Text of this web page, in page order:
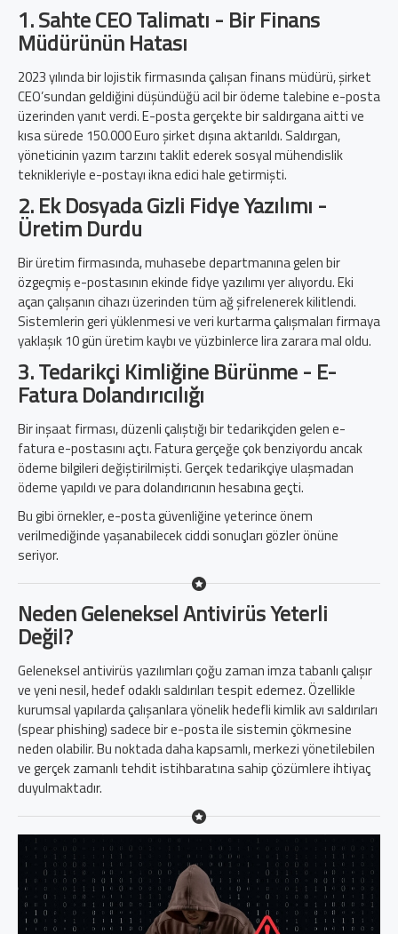
1.Sahte CEO Talimatı - Bir Finans
Müdürünün Hatası
2023 yılında bir lojistik firmasında çalışan finans müdürü, şirket
CEO’sundan geldiğini düşündüğü acil bir ödeme talebine e-posta
üzerinden yanıt verdi. E-posta gerçekte bir saldırgana aitti ve
kısa sürede 150.000 Euro şirket dışına aktarıldı. Saldırgan,
yöneticinin yazım tarzını taklit ederek sosyal mühendislik
teknikleriyle e-postayı ikna edici hale getirmişti.
2.Ek Dosyada Gizli Fidye Yazılımı -
Üretim Durdu
Bir üretim firmasında, muhasebe departmanına gelen bir
özgeçmiş e-postasının ekinde fidye yazılımı yer alıyordu. Eki
açan çalışanın cihazı üzerinden tüm ağ şifrelenerek kilitlendi.
Sistemlerin geri yüklenmesi ve veri kurtarma çalışmaları firmaya
yaklaşık 10 gün üretim kaybı ve yüzbinlerce lira zarara mal oldu.
3.Tedarikçi Kimliğine Bürünme - E-
Fatura Dolandırıcılığı
Bir inşaat firması, düzenli çalıştığı bir tedarikçiden gelen e-
fatura e-postasını açtı. Fatura gerçeğe çok benziyordu ancak
ödeme bilgileri değiştirilmişti. Gerçek tedarikçiye ulaşmadan
ödeme yapıldı ve para dolandırıcının hesabına geçti.
Bu gibi örnekler, e-posta güvenliğine yeterince önem
verilmediğinde yaşanabilecek ciddi sonuçları gözler önüne
seriyor.
Neden Geleneksel Antivirüs Yeterli
Değil?
Geleneksel antivirüs yazılımları çoğu zaman imza tabanlı çalışır
ve yeni nesil, hedef odaklı saldırıları tespit edemez. Özellikle
kurumsal yapılarda çalışanlara yönelik hedefli kimlik avı saldırıları
(spear phishing) sadece bir e-posta ile sistemin çökmesine
neden olabilir. Bu noktada daha kapsamlı, merkezi yönetilebilen
ve gerçek zamanlı tehdit istihbaratına sahip çözümlere ihtiyaç
duyulmaktadır.